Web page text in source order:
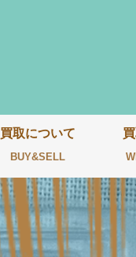
買取について
BUY&SELL